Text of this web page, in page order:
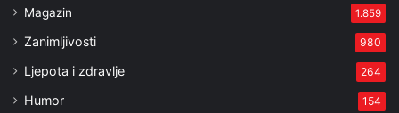
Magazin 1.859
Zanimljivosti 980
Ljepota i zdravlje 264
Humor 154